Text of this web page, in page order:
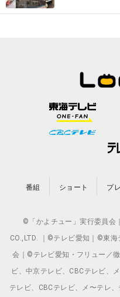
ムズ』
番組 ショート プ
©「かよチュー」実行委員会
CO.,LTD. ｜©テレビ愛知｜©東
会｜©テレビ愛知・フリュー／
ビ、中京テレビ、CBCテレビ、
テレビ、CBCテレビ、メ〜テレ